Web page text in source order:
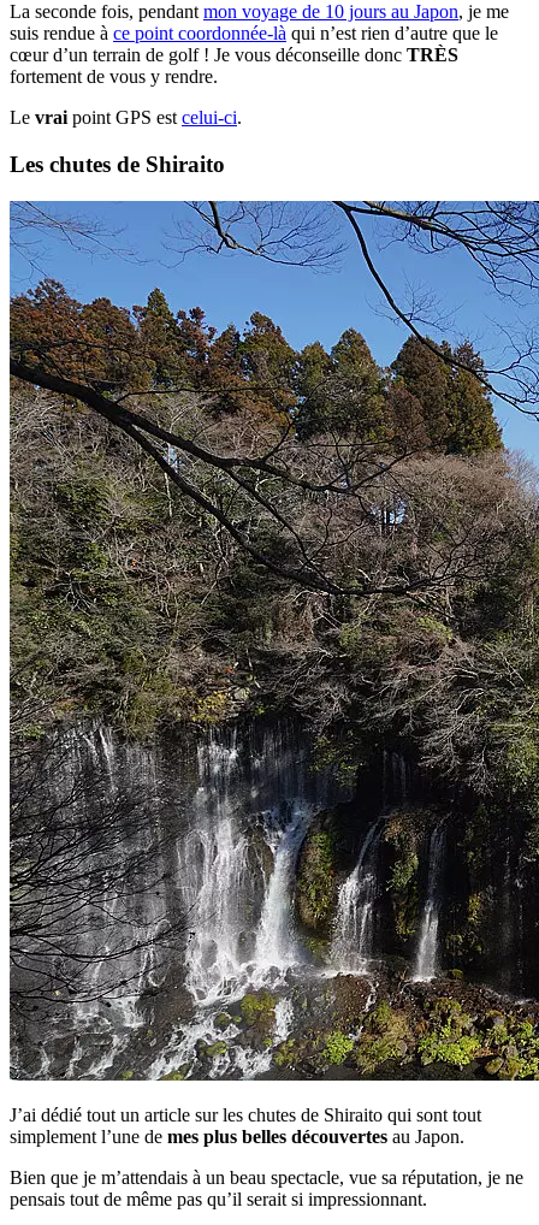
La seconde fois, pendant mon voyage de 10 jours au Japon, je me
suis rendue à ce point coordonnée-là qui n’est rien d’autre que le
cœur d’un terrain de golf ! Je vous déconseille donc TRÈS
fortement de vous y rendre.
Le vrai point GPS est celui-ci.
Les chutes de Shiraito
J’ai dédié tout un article sur les chutes de Shiraito qui sont tout
simplement l’une de mes plus belles découvertes au Japon.
Bien que je m’attendais à un beau spectacle, vue sa réputation, je ne
pensais tout de même pas qu’il serait si impressionnant.